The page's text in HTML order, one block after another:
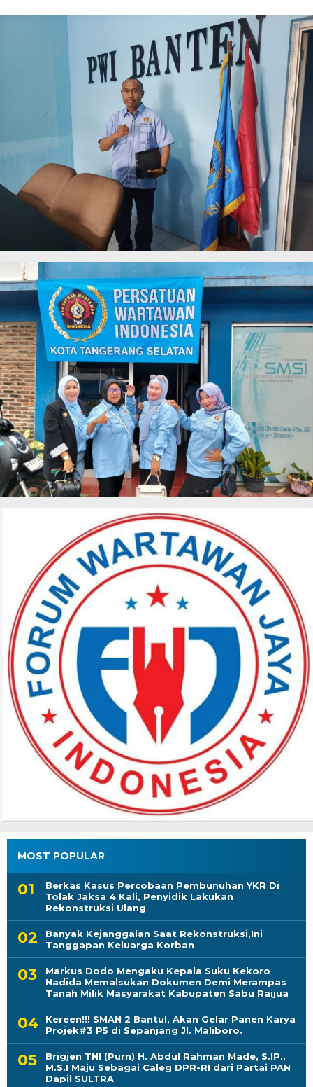
MOST POPULAR
Berkas Kasus Percobaan Pembunuhan YKR Di
Tolak Jaksa 4 Kali, Penyidik Lakukan
Rekonstruksi Ulang
Banyak Kejanggalan Saat Rekonstruksi,Ini
Tanggapan Keluarga Korban
Markus Dodo Mengaku Kepala Suku Kekoro
Nadida Memalsukan Dokumen Demi Merampas
Tanah Milik Masyarakat Kabupaten Sabu Raijua
Kereen!!! SMAN 2 Bantul, Akan Gelar Panen Karya
Projek#3 P5 di Sepanjang Jl. Maliboro.
Brigjen TNI (Purn) H. Abdul Rahman Made, S.IP.,
M.S.I Maju Sebagai Caleg DPR-RI dari Partai PAN
Dapil SULTRA